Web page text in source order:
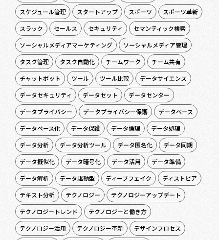
スケジュール管理 スタートアップ スポーツ
スポーツ革新
スラック
セールス セキュリティ
セマンティック検索
ソーシャルメディアマーケティング
ソーシャルメディア管理
タスク管理
タスク自動化 チームワーク
チーム共有
チャットボット
ツール ツール比較
データサイエンス
データセキュリティ
データセット
データセンター
データプライバシー
データプライバシー保護
データベース
データベース化
データ保護 データ倫理
データ処理
データ分析
データ分析ツール データ匿名化
データ同期
データ擬似化
データ暗号化 データ活用
データ準備
データ解析
データ駆動型 ディープフェイク
ディストピア
テキスト分析
テクノロジー
テクノロジーアップデート
テクノロジートレンド
テクノロジーと働き方
テクノロジー活用
テクノロジー革新
デザインプロセス